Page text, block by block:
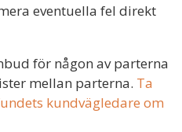
eventuella fel direkt
för någon av parterna
mellan parterna. Ta
kundvägledare om